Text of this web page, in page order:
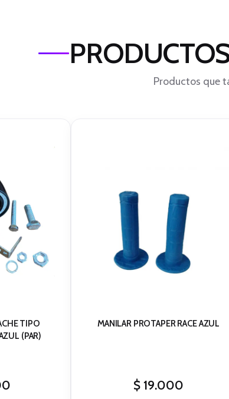
Productos que
TIPO
(PAR)
MANILAR PROTAPER RACE AZUL
$ 19.000